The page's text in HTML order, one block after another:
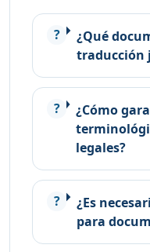
¿Qué
traducción
¿Cómo
legales?
¿Es
para